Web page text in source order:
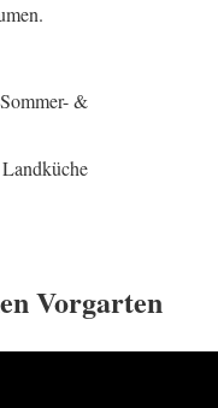
&
Vorgarten